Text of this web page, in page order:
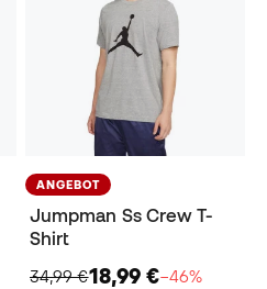
ANGEBOT
Jumpman Ss Crew T-
Shirt
34,99 €18,99 €−46%